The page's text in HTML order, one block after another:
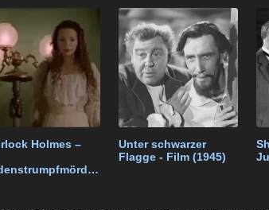
gr
a
m
e
n
Holmes –
Unter schwarzer
Flagge - Film (1945)